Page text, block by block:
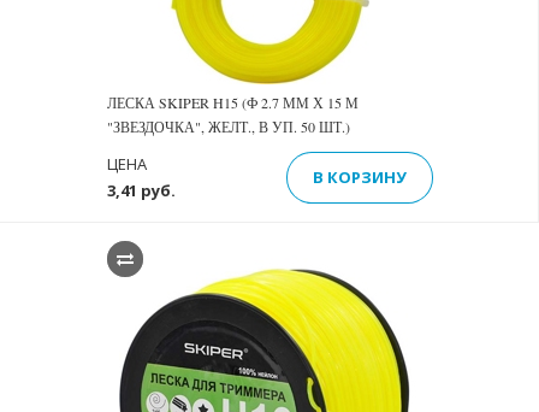
ЛЕСКА SKIPER H15 (Ф 2.7 ММ Х 15 М
"ЗВЕЗДОЧКА", ЖЕЛТ., В УП. 50 ШТ.)
3,41 руб.
ЦЕНА
В КОРЗИНУ